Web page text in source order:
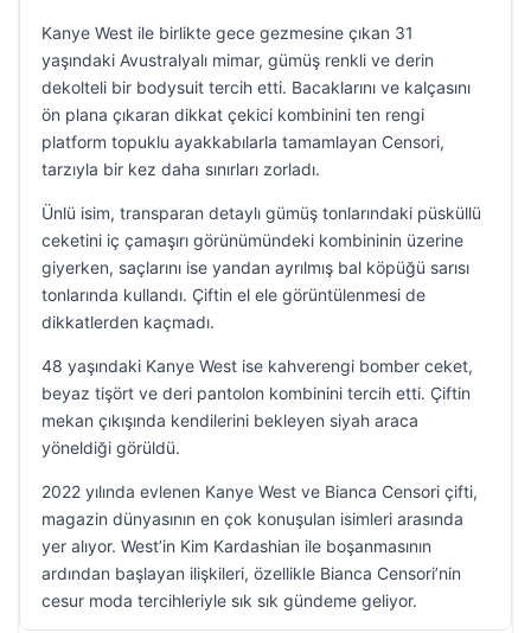
Kanye West ile birlikte gece gezmesine çıkan 31
yaşındaki Avustralyalı mimar, gümüş renkli ve derin
dekolteli bir bodysuit tercih etti. Bacaklarını ve kalçasını
ön plana çıkaran dikkat çekici kombinini ten rengi
platform topuklu ayakkabılarla tamamlayan Censori,
tarzıyla bir kez daha sınırları zorladı.
Ünlü isim, transparan detaylı gümüş tonlarındaki püsküllü
ceketini iç çamaşırı görünümündeki kombininin üzerine
giyerken, saçlarını ise yandan ayrılmış bal köpüğü sarısı
tonlarında kullandı. Çiftin el ele görüntülenmesi de
dikkatlerden kaçmadı.
48 yaşındaki Kanye West ise kahverengi bomber ceket,
beyaz tişört ve deri pantolon kombinini tercih etti. Çiftin
mekan çıkışında kendilerini bekleyen siyah araca
yöneldiği görüldü.
2022 yılında evlenen Kanye West ve Bianca Censori çifti,
magazin dünyasının en çok konuşulan isimleri arasında
yer alıyor. West’in Kim Kardashian ile boşanmasının
ardından başlayan ilişkileri, özellikle Bianca Censori’nin
cesur moda tercihleriyle sık sık gündeme geliyor.